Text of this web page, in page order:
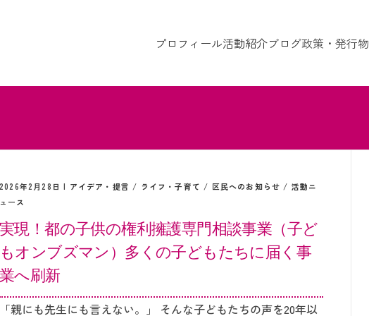
プロフィール活動紹介ブログ政策・発行物
2026年2月28日 | アイデア・提言 / ライフ・子育て / 区民へのお知らせ / 活動ニ
ュース
実現！都の子供の権利擁護専門相談事業（子ど
もオンブズマン）多くの子どもたちに届く事
業へ刷新
「親にも先生にも言えない。」 そんな子どもたちの声を20年以